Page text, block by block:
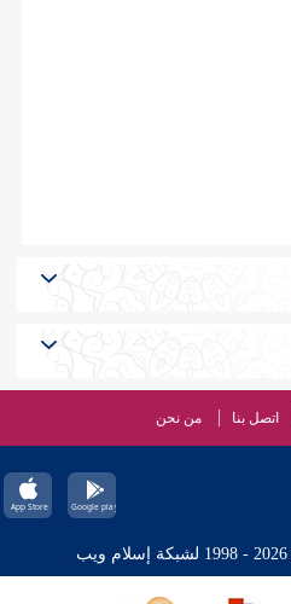
اتصل بنا من نحن